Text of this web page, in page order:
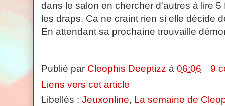
dans le salon en chercher d'autres à lire
les draps. Ca ne craint rien si elle décide
En attendant sa prochaine trouvaille
Publié par Cleophis Deeptizz à 06:06
9
Liens vers cet article
Libellés : Jeuxonline, La semaine de